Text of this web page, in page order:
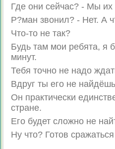
Где они сейчас? - Мы их
Р?ман звонил? - Нет. А
Что-то не так?
Будь там мои ребята, я
минут.
Тебя точно не надо
Вдруг ты его не
Он практически
стране.
Его будет сложно не
Ну что? Готов